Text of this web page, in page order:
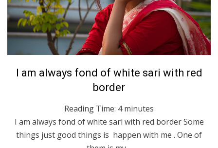
Posted
on
February 15, 2023
English
I am always fond of white sari with red
border
Reading Time: 4 minutes
I am always fond of white sari with red border Some
things just good things is happen with me . One of